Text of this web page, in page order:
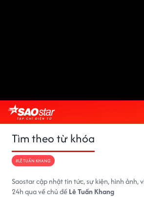
Tìm theo từ khóa
#LÊ TUẤN KHANG
Saostar cập nhật tin tức, sự kiện, hình ảnh,
24h qua về chủ đềLê Tuấn Khang